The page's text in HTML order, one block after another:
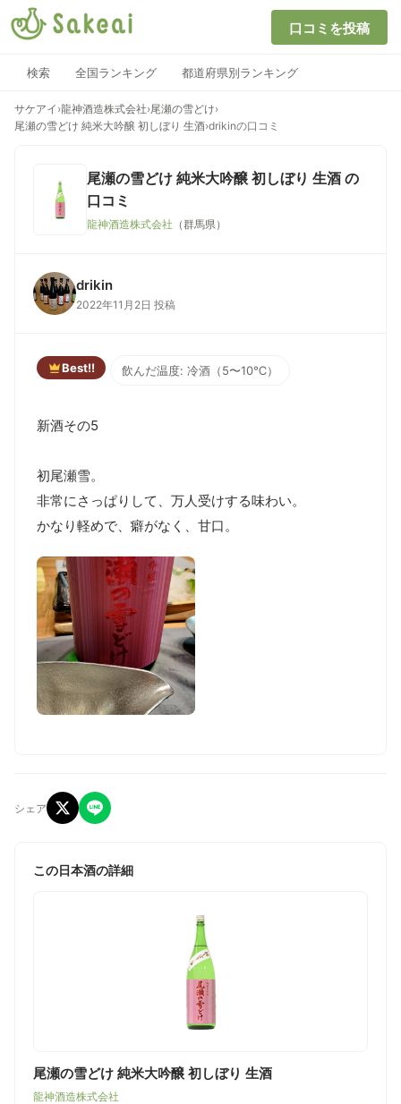
口コミを投稿
検索 全国ランキング 都道府県別ランキング
サケアイ ›龍神酒造株式会社›尾瀬の雪どけ›
尾瀬の雪どけ 純米大吟醸 初しぼり 生酒›drikinの口コミ
尾瀬の雪どけ 純米大吟醸 初しぼり 生酒 の
口コミ
龍神酒造株式会社 （群馬県）
drikin
2022年11月2日 投稿
Best!! 飲んだ温度: 冷酒（5〜10℃）
新酒その5
初尾瀬雪。
非常にさっぱりして、万人受けする味わい。
シェア
この日本酒の詳細
尾瀬の雪どけ 純米大吟醸 初しぼり 生酒
龍神酒造株式会社